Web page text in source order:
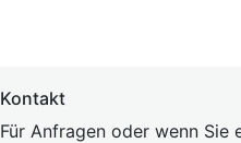
Kontakt
Für Anfragen oder wenn Sie